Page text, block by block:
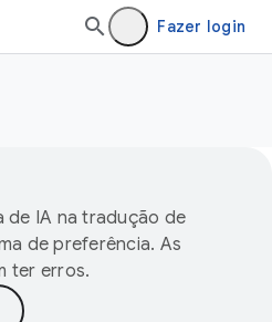
Fazer login
de IA na tradução de
de preferência. As
ter erros.